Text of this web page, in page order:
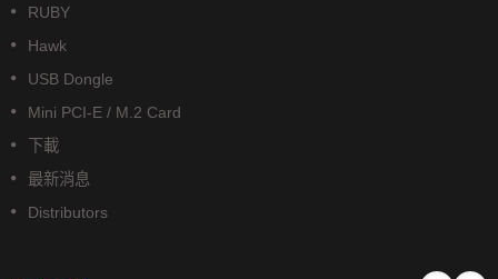
RUBY
Hawk
USB Dongle
Mini PCI-E / M.2 Card
下載
最新消息
Distributors